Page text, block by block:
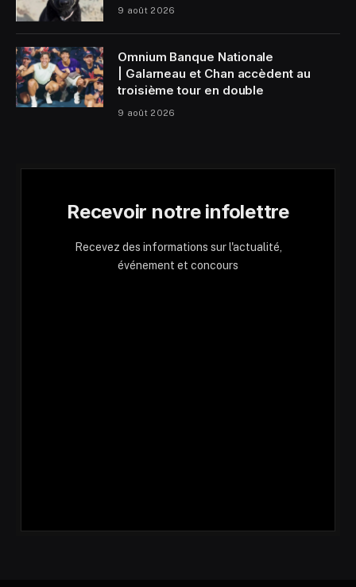
9 août 2026
Omnium Banque Nationale
| Galarneau et Chan accèdent au
troisième tour en double
9 août 2026
Recevoir notre infolettre
Recevez des informations sur l'actualité,
événement et concours